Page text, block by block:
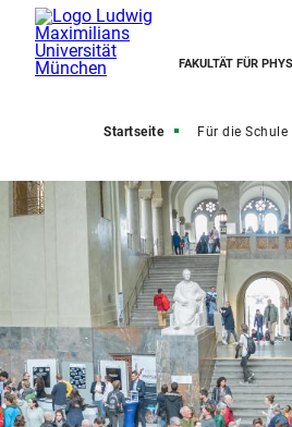
FAKULTÄT FÜR
Startseite Für die Schule